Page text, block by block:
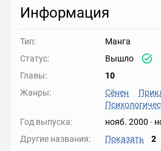
Информация
Тип:
Манга
Статус:
Вышло
Главы:
10
Жанры:
Сёнен
Год выпуска:
нояб. 2000 -
Другие названия:
Показать 2